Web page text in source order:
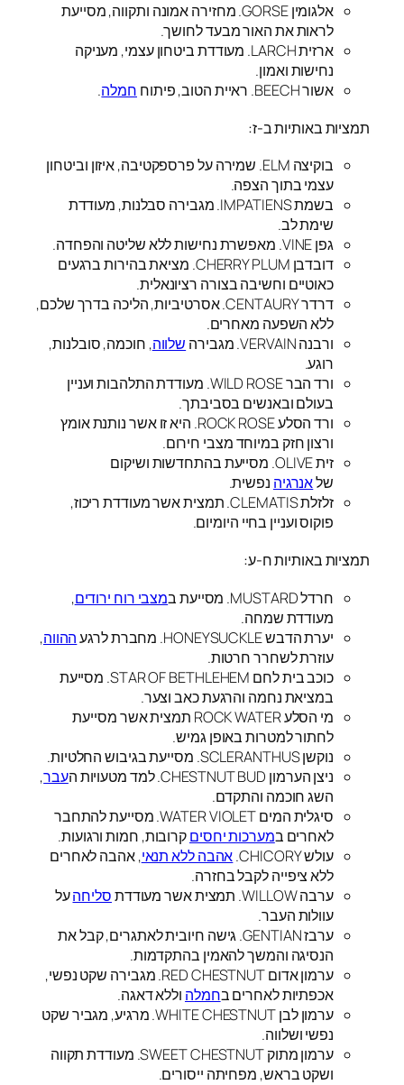
אלגומין GORSE. מחזירה אמונה ותקווה, מסייעת
לראות את האור מבעד לחושך.
ארזית LARCH. מעודדת ביטחון עצמי, מעניקה
נחישות ואמון.
אשור BEECH. ראיית הטוב, פיתוח
חמלה.
תמציות באותיות ב-ז:
בוקיצה ELM. שמירה על פרספקטיבה, איזון וביטחון
עצמי בתוך הצפה.
בשמת IMPATIENS. מגבירה סבלנות, מעודדת
שימת לב.
גפן VINE. מאפשרת נחישות ללא שליטה והפחדה.
דובדבן CHERRY PLUM. מציאת בהירות ברגעים
כאוטיים וחשיבה בצורה רציונאלית.
דרדר CENTAURY. אסרטיביות, הליכה בדרך שלכם,
ללא השפעה מאחרים.
ורבנה VERVAIN. מגבירה
שלווה, חוכמה, סובלנות,
רוגע.
ורד הבר WILD ROSE. מעודדת התלהבות ועניין
בעולם ובאנשים בסביבתך.
ורד הסלע ROCK ROSE. היא זו אשר נותנת אומץ
ורצון חזק במיוחד מצבי חירום.
זית OLIVE. מסייעת בהתחדשות ושיקום
שלאנרגיה נפשית.
זלזלת CLEMATIS. תמצית אשר מעודדת ריכוז,
פוקוס ועניין בחיי היומיום.
תמציות באותיות ח-ע:
חרדל MUSTARD. מסייעת ב
מצבי רוח ירודים,
מעודדת שמחה.
יערת הדבש HONEYSUCKLE. מחברת לרגע
ההווה,
עוזרת לשחרר חרטות.
כוכב בית לחם STAR OF BETHLEHEM. מסייעת
במציאת נחמה והרגעת כאב וצער.
מי הסלע ROCK WATER תמצית אשר מסייעת
לחתור למטרות באופן גמיש.
נוקשן SCLERANTHUS. מסייעת בגיבוש החלטיות.
ניצן הערמון CHESTNUT BUD. למד מטעויות ה
עבר,
השג חוכמה והתקדם.
סיגלית המים WATER VIOLET. מסייעת להתחבר
לאחרים במערכות יחסיםקרובות, חמות ורגועות.
עולש CHICORY.
אהבה ללא תנאי, אהבה לאחרים
ללא ציפייה לקבל בחזרה.
ערבה WILLOW. תמצית אשר מעודדת
סליחהעל
עוולות העבר.
ערבז GENTIAN. גישה חיובית לאתגרים, קבל את
הנסיגה והמשך להאמין בהתקדמות.
ערמון אדום RED CHESTNUT. מגבירה שקט נפשי,
אכפתיות לאחרים בחמלה וללא דאגה.
ערמון לבן WHITE CHESTNUT. מרגיע, מגביר שקט
נפשי ושלווה.
ערמון מתוק SWEET CHESTNUT. מעודדת תקווה
ושקט בראש, מפחיתה ייסורים.